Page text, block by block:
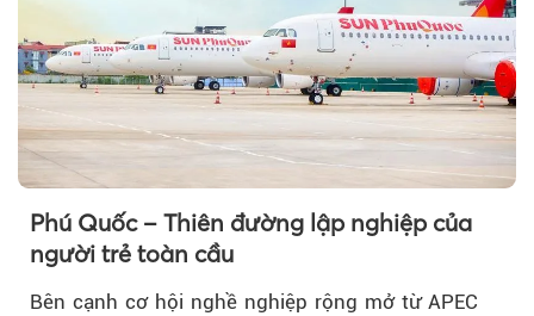
Phú Quốc – Thiên đường lập nghiệp của
người trẻ toàn cầu
Bên cạnh cơ hội nghề nghiệp rộng mở từ APEC